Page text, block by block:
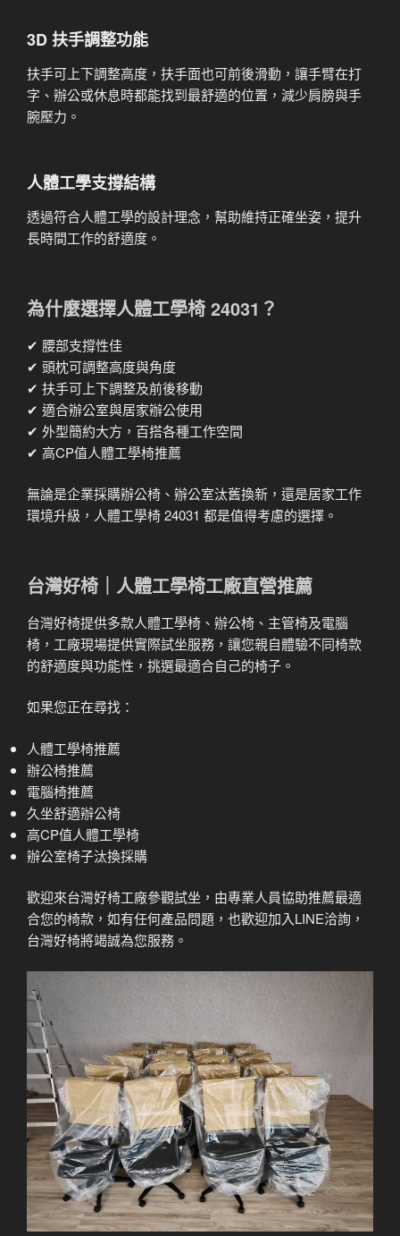
3D 扶手調整功能
扶手可上下調整高度，扶手面也可前後滑動，讓手臂在打
字、辦公或休息時都能找到最舒適的位置，減少肩膀與手
腕壓力。
人體工學支撐結構
透過符合人體工學的設計理念，幫助維持正確坐姿，提升
長時間工作的舒適度。
為什麼選擇人體工學椅 24031？
✔ 腰部支撐性佳
✔ 頭枕可調整高度與角度
✔ 扶手可上下調整及前後移動
✔ 適合辦公室與居家辦公使用
✔ 外型簡約大方，百搭各種工作空間
✔ 高CP值人體工學椅推薦
無論是企業採購辦公椅、辦公室汰舊換新，還是居家工作
環境升級，人體工學椅 24031 都是值得考慮的選擇。
台灣好椅｜人體工學椅工廠直營推薦
台灣好椅提供多款人體工學椅、辦公椅、主管椅及電腦
椅，工廠現場提供實際試坐服務，讓您親自體驗不同椅款
的舒適度與功能性，挑選最適合自己的椅子。
如果您正在尋找：
人體工學椅推薦
辦公椅推薦
電腦椅推薦
久坐舒適辦公椅
高CP值人體工學椅
辦公室椅子汰換採購
歡迎來台灣好椅工廠參觀試坐，由專業人員協助推薦最適
合您的椅款，如有任何產品問題，也歡迎加入LINE洽詢，
台灣好椅將竭誠為您服務。